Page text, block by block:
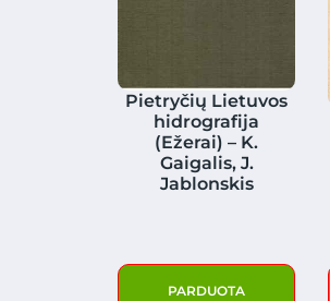
Pietryčių Lietuvos
hidrografija
(Ežerai) – K.
Gaigalis, J.
Jablonskis
PARDUOTA